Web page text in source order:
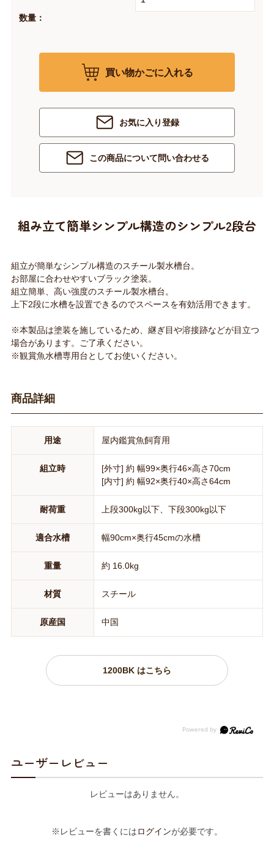
数量：
買い物かごに入れる
お気に入り登録
この商品について問い合わせる
組み立て簡単シンプル構造のシンプル2段台
組立が簡単なシンプル構造のスチール製水槽台。
お部屋に合わせやすいブラック塗装。
組立簡単、高い強度のスチール製水槽台。
上下2段に水槽を設置できるのでスペースを有効活用できます。
※本製品は塗装を施しているため、継ぎ目や溶接跡などが目立つ
場合があります。ご了承ください。
※観賞魚水槽専用台としてお使いください。
商品詳細
用途 屋内鑑賞魚飼育用
組立時
[外寸] 約 幅99×奥行46×高さ70cm
[内寸] 約 幅92×奥行40×高さ64cm
耐荷重 上段300kg以下、下段300kg以下
適合水槽 幅90cm×奥行45cmの水槽
重量 約 16.0kg
材質 スチール
原産国 中国
1200BK はこちら
ユーザーレビュー
レビューはありません。
※レビューを書くにはログインが必要です。